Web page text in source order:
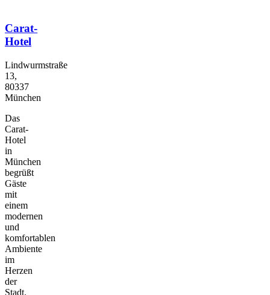
Carat-
Hotel
Lindwurmstraße
13,
80337
München
Das
Carat-
Hotel
in
München
begrüßt
Gäste
mit
einem
modernen
und
komfortablen
Ambiente
im
Herzen
der
Stadt.